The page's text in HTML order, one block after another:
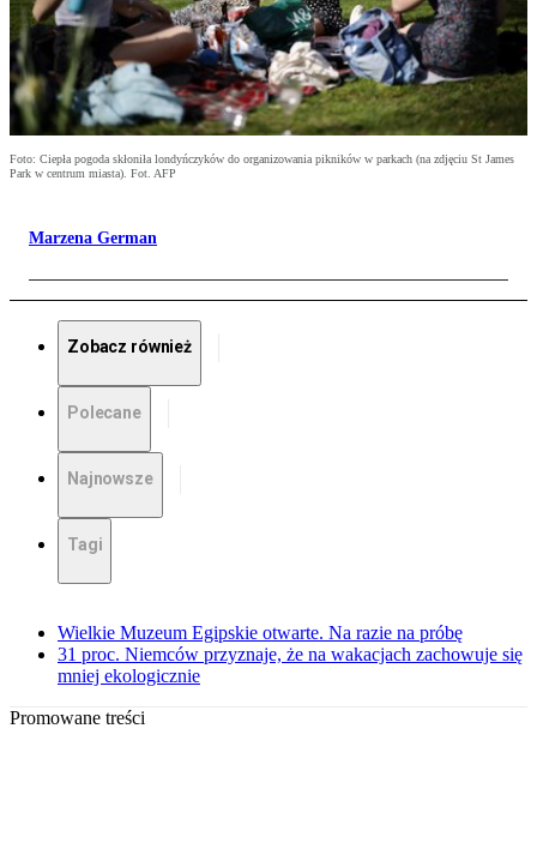
Foto: Ciepła pogoda skłoniła londyńczyków do organizowania pikników w parkach (na zdjęciu St James
Park w centrum miasta). Fot. AFP
Marzena German
Zobacz również
Polecane
Najnowsze
Tagi
Wielkie Muzeum Egipskie otwarte. Na razie na próbę
31 proc. Niemców przyznaje, że na wakacjach zachowuje się
mniej ekologicznie
Promowane treści